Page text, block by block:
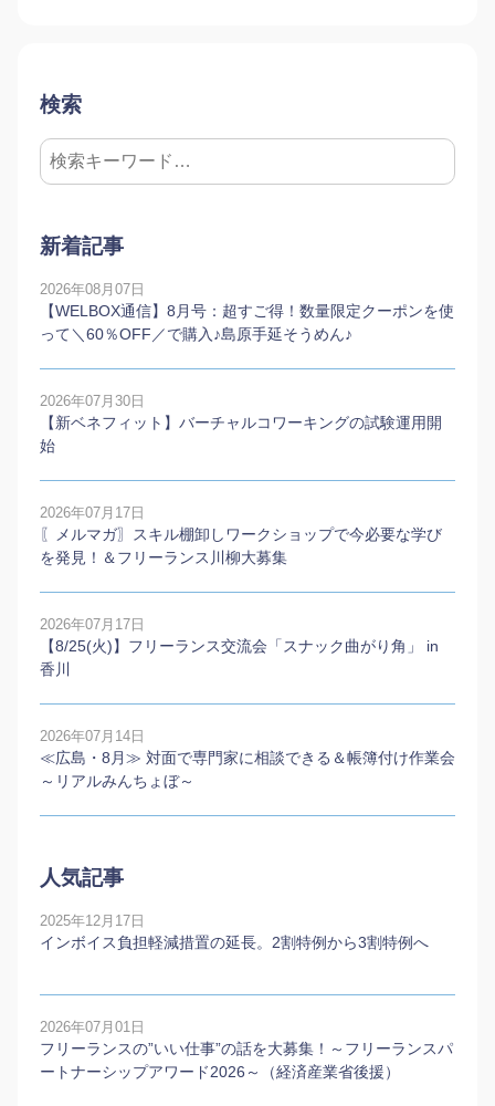
検索
新着記事
2026年08月07日
【WELBOX通信】8月号：超すご得！数量限定クーポンを使
って＼60％OFF／で購入♪島原手延そうめん♪
2026年07月30日
【新ベネフィット】バーチャルコワーキングの試験運用開
始
2026年07月17日
〖メルマガ〗スキル棚卸しワークショップで今必要な学び
を発見！＆フリーランス川柳大募集
2026年07月17日
【8/25(火)】フリーランス交流会「スナック曲がり角」 in
香川
2026年07月14日
≪広島・8月≫ 対面で専門家に相談できる＆帳簿付け作業会
～リアルみんちょぼ～
人気記事
2025年12月17日
インボイス負担軽減措置の延長。2割特例から3割特例へ
2026年07月01日
フリーランスの”いい仕事”の話を大募集！～フリーランスパ
ートナーシップアワード2026～（経済産業省後援）